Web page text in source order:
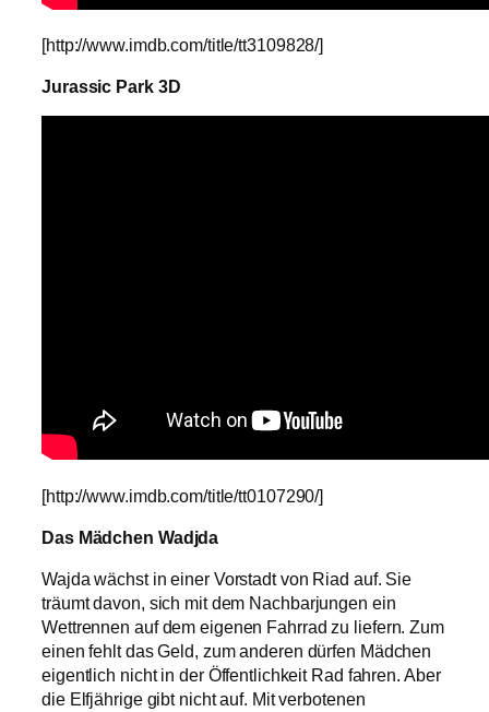
[http://www.imdb.com/title/tt3109828/]
Jurassic Park 3D
[http://www.imdb.com/title/tt0107290/]
Das Mädchen Wadjda
Wajda wächst in einer Vorstadt von Riad auf. Sie
träumt davon, sich mit dem Nachbarjungen ein
Wettrennen auf dem eigenen Fahrrad zu liefern. Zum
einen fehlt das Geld, zum anderen dürfen Mädchen
eigentlich nicht in der Öffentlichkeit Rad fahren. Aber
die Elfjährige gibt nicht auf. Mit verbotenen